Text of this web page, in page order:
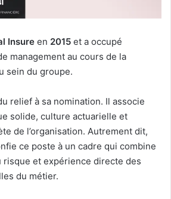
Insure en 2015 et a occupé
management au cours de la
sein du groupe.
relief à sa nomination. Il associe
solide, culture actuarielle et
de l’organisation. Autrement dit,
ce poste à un cadre qui combine
et expérience directe des
du métier.